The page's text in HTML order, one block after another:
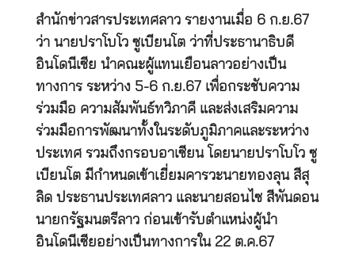
สำนักข่าวสารประเทศลาว รายงานเมื่อ 6 ก.ย.67
ว่า นายปราโบโว ซูเบียนโต ว่าที่ประธานาธิบดี
อินโดนีเซีย นำคณะผู้แทนเยือนลาวอย่างเป็น
ทางการ ระหว่าง 5-6 ก.ย.67 เพื่อกระชับความ
ร่วมมือ ความสัมพันธ์ทวิภาคี และส่งเสริมความ
ร่วมมือการพัฒนาทั้งในระดับภูมิภาคและระหว่าง
ประเทศ รวมถึงกรอบอาเซียน โดยนายปราโบโว ซู
เบียนโต มีกำหนดเข้าเยี่ยมคารวะนายทองลุน สีสุ
ลิด ประธานประเทศลาว และนายสอนไซ สีพันดอน
นายกรัฐมนตรีลาว ก่อนเข้ารับตำแหน่งผู้นำ
อินโดนีเซียอย่างเป็นทางการใน 22 ต.ค.67